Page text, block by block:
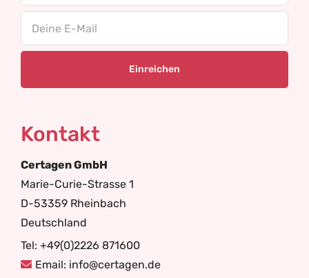
Kontakt
Certagen GmbH
Marie-Curie-Strasse 1
D-53359 Rheinbach
Deutschland
Tel: +49(0)2226 871600
Email: info@certagen.de